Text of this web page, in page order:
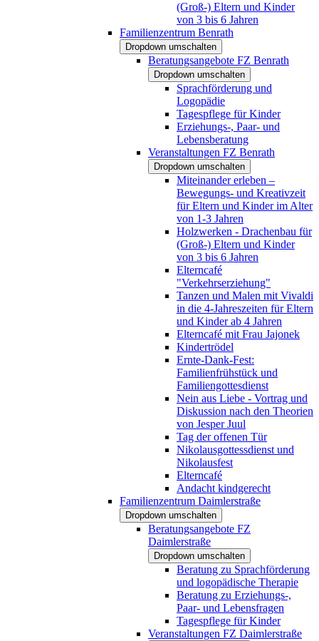
(Groß-) Eltern und Kinder
von 3 bis 6 Jahren
Familienzentrum Benrath
Dropdown umschalten
Beratungsangebote FZ Benrath
Dropdown umschalten
Sprachförderung und
Logopädie
Tagespflege für Kinder
Erziehungs-, Paar- und
Lebensberatung
Veranstaltungen FZ Benrath
Dropdown umschalten
Miteinander erleben –
Bewegungs- und Kreativzeit
für Eltern und Kinder im Alter
von 1-3 Jahren
Holzwerken - Drachenbau für
(Groß-) Eltern und Kinder
von 3 bis 6 Jahren
Elterncafé
"Verkehrserziehung"
Tanzen und Malen mit Vivaldi
in die 4-Jahreszeiten für Eltern
und Kinder ab 4 Jahren
Elterncafé mit Frau Jajonek
Kindertrödel
Ernte-Dank-Fest:
Familienfrühstück und
Familiengottesdienst
Nein aus Liebe - Vortrag und
Diskussion nach den Theorien
von Jesper Juul
Tag der offenen Tür
Nikolausgottessdienst und
Nikolausfest
Elterncafé
Andacht kindgerecht
Familienzentrum Daimlerstraße
Dropdown umschalten
Beratungsangebote FZ
Daimlerstraße
Dropdown umschalten
Beratung zu Sprachförderung
und logopädische Therapie
Beratung zu Erziehungs-,
Paar- und Lebensfragen
Tagespflege für Kinder
Veranstaltungen FZ Daimlerstraße